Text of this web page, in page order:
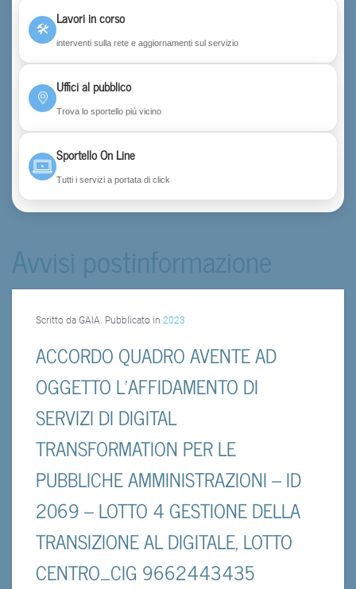
🛠
Lavori in corso
interventi sulla rete e aggiornamenti sul servizio
Uffici al pubblico
Trova lo sportello più vicino
Sportello On Line
Tutti i servizi a portata di click
Avvisi postinformazione
Scritto da GAIA. Pubblicato in 2023
ACCORDO QUADRO AVENTE AD
OGGETTO L’AFFIDAMENTO DI
SERVIZI DI DIGITAL
TRANSFORMATION PER LE
PUBBLICHE AMMINISTRAZIONI – ID
2069 – LOTTO 4 GESTIONE DELLA
TRANSIZIONE AL DIGITALE, LOTTO
CENTRO_CIG 9662443435